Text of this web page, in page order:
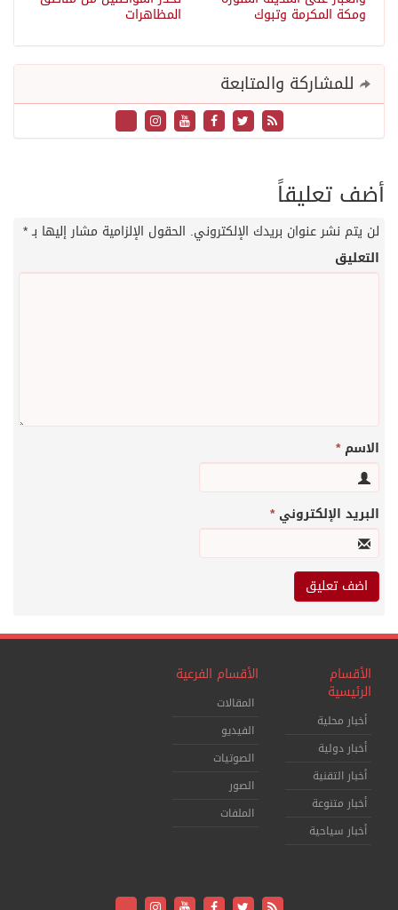
المظاهرات ومكة المكرمة وتبوك
للمشاركة والمتابعة
أضف تعليقاً
لن يتم نشر عنوان بريدك الإلكتروني. الحقول الإلزامية مشار إليها بـ*
التعليق
الاسم*
البريد الإلكتروني*
الأقسام
الرئيسية
أخبار محلية
أخبار دولية
أخبار التقنية
أخبار متنوعة
أخبار سياحية
الأقسام الفرعية
المقالات
الفيديو
الصوتيات
الصور
الملفات